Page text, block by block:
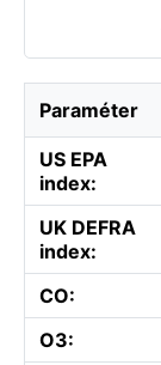
Paraméter
US EPA
index:
UK DEFRA
index:
CO:
O3: